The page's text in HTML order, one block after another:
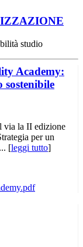
studio
Academy:
sostenibile
via la II edizione
per un
[leggi tutto]